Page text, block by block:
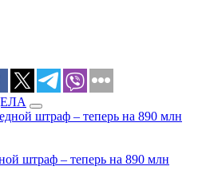
штраф – теперь на 890 млн